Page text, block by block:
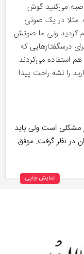
می‌کنید گوش
مثلا در یک صوتی
کردید ولی ما صوتش
درسگفتارهایی که
استفاده می‌کردند.
را نشه راحت پیدا
مشکلی است ولی باید
در نظر گرفت. موفق
نمایش چاپی